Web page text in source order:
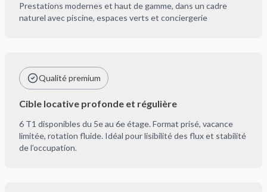
Prestations modernes et haut de gamme, dans un cadre
naturel avec piscine, espaces verts et conciergerie
Qualité premium
Cible locative profonde et régulière
6 T1 disponibles du 5e au 6e étage. Format prisé, vacance
limitée, rotation fluide. Idéal pour lisibilité des flux et stabilité
de l’occupation.